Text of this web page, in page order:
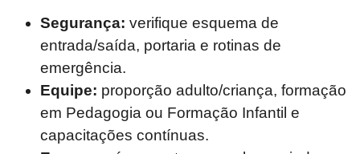
Segurança: verifique esquema de
entrada/saída, portaria e rotinas de
emergência.
Equipe: proporção adulto/criança, formação
em Pedagogia ou Formação Infantil e
capacitações contínuas.